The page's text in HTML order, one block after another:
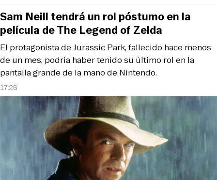
17:26
El protagonista de Jurassic Park, fallecido hace menos
de un mes, podría haber tenido su último rol en la
pantalla grande de la mano de Nintendo.
Sam Neill tendrá un rol póstumo en la
película de The Legend of Zelda